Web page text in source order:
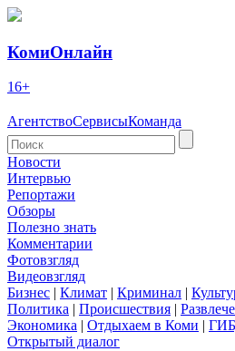
КомиОнлайн
16+
АгентствоСервисыКоманда
Новости
Интервью
Репортажи
Обзоры
Полезно знать
Комментарии
Фотовзгляд
Видеовзгляд
Бизнес | Климат | Криминал |
Политика | Происшествия |
Экономика | Отдыхаем в Коми |
Открытый диалог